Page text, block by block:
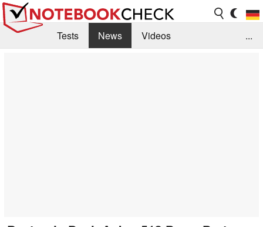
Tests News
Videos
...